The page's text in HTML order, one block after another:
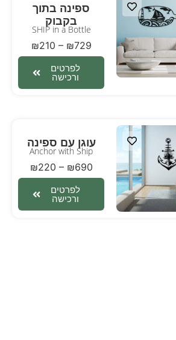
ספינה בתוך
בקבוק
SHIP in a Bottle
₪210 – ₪729
לפרטים
ורכישה
עוגן עם ספינה
Anchor with Ship
₪220 – ₪690
לפרטים
ורכישה